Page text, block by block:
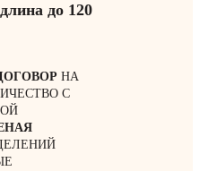
до 120
НА
С